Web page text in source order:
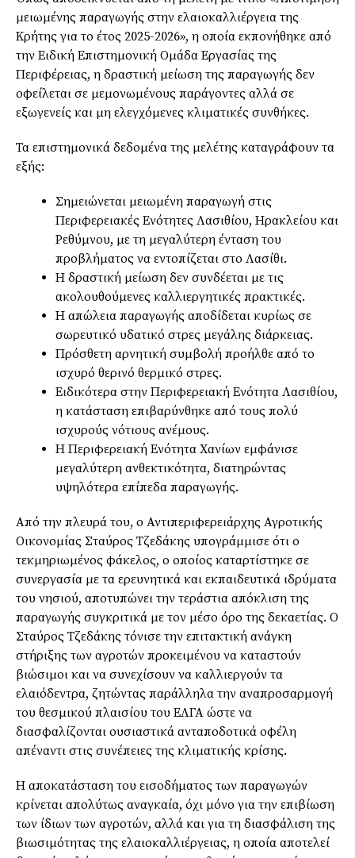
μειωμένης παραγωγής στην ελαιοκαλλιέργεια της
Κρήτης για το έτος 2025-2026», η οποία εκπονήθηκε από
την Ειδική Επιστημονική Ομάδα Εργασίας της
Περιφέρειας, η δραστική μείωση της παραγωγής δεν
οφείλεται σε μεμονωμένους παράγοντες αλλά σε
εξωγενείς και μη ελεγχόμενες κλιματικές συνθήκες.
Τα επιστημονικά δεδομένα της μελέτης καταγράφουν τα
εξής:
Σημειώνεται μειωμένη παραγωγή στις
Περιφερειακές Ενότητες Λασιθίου, Ηρακλείου και
Ρεθύμνου, με τη μεγαλύτερη ένταση του
προβλήματος να εντοπίζεται στο Λασίθι.
Η δραστική μείωση δεν συνδέεται με τις
ακολουθούμενες καλλιεργητικές πρακτικές.
Η απώλεια παραγωγής αποδίδεται κυρίως σε
σωρευτικό υδατικό στρες μεγάλης διάρκειας.
Πρόσθετη αρνητική συμβολή προήλθε από το
ισχυρό θερινό θερμικό στρες.
Ειδικότερα στην Περιφερειακή Ενότητα Λασιθίου,
η κατάσταση επιβαρύνθηκε από τους πολύ
ισχυρούς νότιους ανέμους.
Η Περιφερειακή Ενότητα Χανίων εμφάνισε
μεγαλύτερη ανθεκτικότητα, διατηρώντας
υψηλότερα επίπεδα παραγωγής.
Από την πλευρά του, ο Αντιπεριφερειάρχης Αγροτικής
Οικονομίας Σταύρος Τζεδάκης υπογράμμισε ότι ο
τεκμηριωμένος φάκελος, ο οποίος καταρτίστηκε σε
συνεργασία με τα ερευνητικά και εκπαιδευτικά ιδρύματα
του νησιού, αποτυπώνει την τεράστια απόκλιση της
παραγωγής συγκριτικά με τον μέσο όρο της δεκαετίας. Ο
Σταύρος Τζεδάκης τόνισε την επιτακτική ανάγκη
στήριξης των αγροτών προκειμένου να καταστούν
βιώσιμοι και να συνεχίσουν να καλλιεργούν τα
ελαιόδεντρα, ζητώντας παράλληλα την αναπροσαρμογή
του θεσμικού πλαισίου του ΕΛΓΑ ώστε να
διασφαλίζονται ουσιαστικά ανταποδοτικά οφέλη
απέναντι στις συνέπειες της κλιματικής κρίσης.
Η αποκατάσταση του εισοδήματος των παραγωγών
κρίνεται απολύτως αναγκαία, όχι μόνο για την επιβίωση
των ίδιων των αγροτών, αλλά και για τη διασφάλιση της
βιωσιμότητας της ελαιοκαλλιέργειας, η οποία αποτελεί